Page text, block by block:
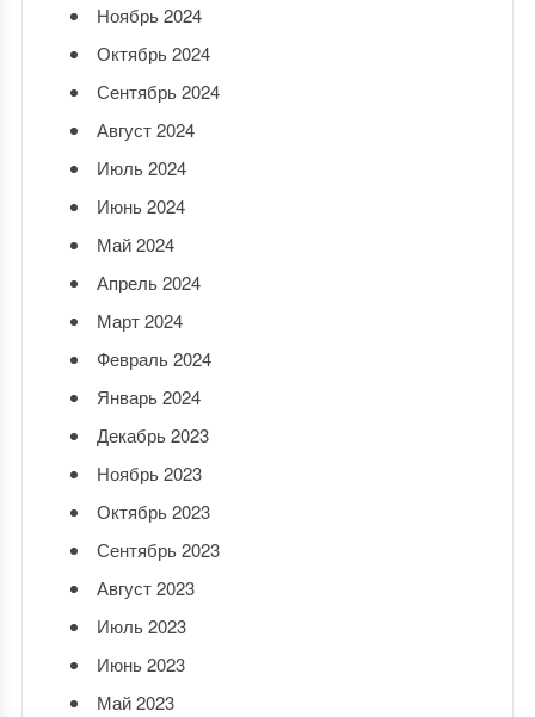
Ноябрь 2024
Октябрь 2024
Сентябрь 2024
Август 2024
Июль 2024
Июнь 2024
Май 2024
Апрель 2024
Март 2024
Февраль 2024
Январь 2024
Декабрь 2023
Ноябрь 2023
Октябрь 2023
Сентябрь 2023
Август 2023
Июль 2023
Июнь 2023
Май 2023